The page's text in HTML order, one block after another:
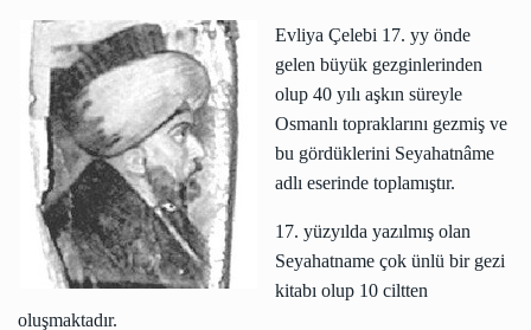
Evliya Çelebi 17. yy önde
gelen büyük gezginlerinden
olup 40 yılı aşkın süreyle
Osmanlı topraklarını gezmiş ve
bu gördüklerini Seyahatnâme
adlı eserinde toplamıştır.
17. yüzyılda yazılmış olan
Seyahatname çok ünlü bir gezi
kitabı olup 10 ciltten
oluşmaktadır.